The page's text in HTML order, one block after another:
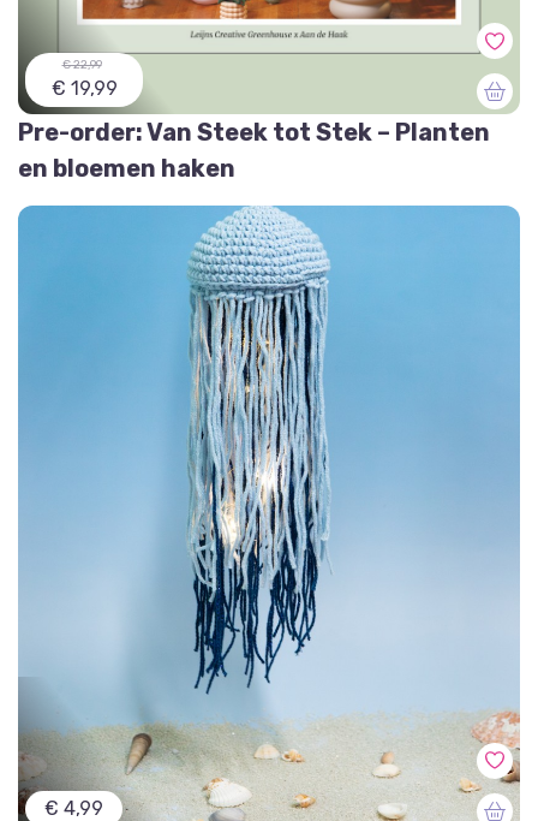
€ 22,99
€ 19,99
Pre-order: Van Steek tot Stek – Planten
en bloemen haken
€ 4,99